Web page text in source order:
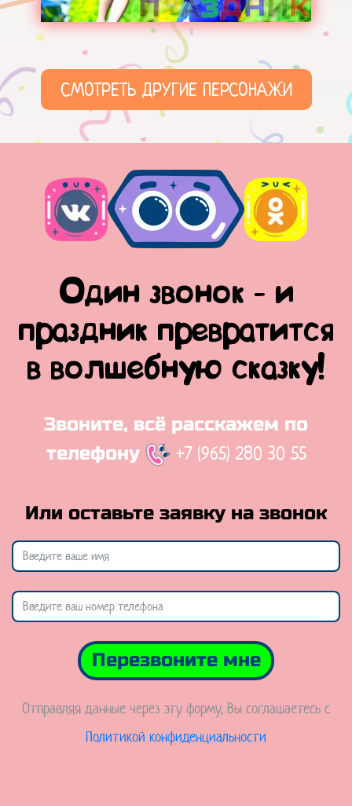
СМОТРЕТЬ ДРУГИЕ ПЕРСОНАЖИ
Один звонок - и
праздник превратится
в волшебную сказку!
Звоните, всё расскажем по
телефону
+7 (965) 280 30 55
Или оставьте заявку на звонок
Перезвоните мне
Отправляя данные через эту форму, Вы соглашаетесь с
Политикой конфиденциальности